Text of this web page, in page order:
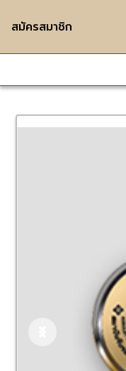
สมัครสมาชิก